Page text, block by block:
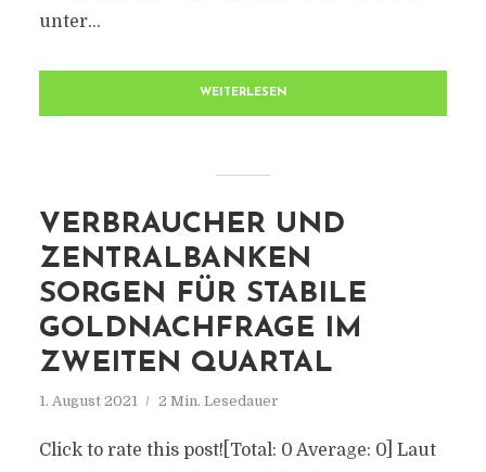
unter...
WEITERLESEN
VERBRAUCHER UND
ZENTRALBANKEN
SORGEN FÜR STABILE
GOLDNACHFRAGE IM
ZWEITEN QUARTAL
1. August 2021 2 Min. Lesedauer
Click to rate this post![Total: 0 Average: 0] Laut